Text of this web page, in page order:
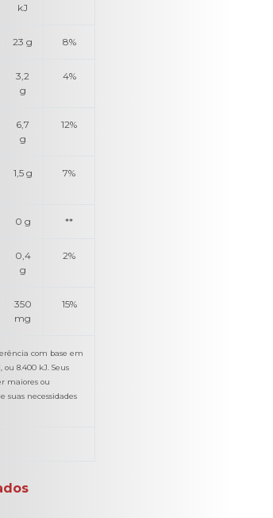
kJ
23 g 8%
3,2
g
4%
6,7
g
12%
1,5 g 7%
0 g **
0,4
g
2%
350
mg
15%
com base em
8.400 kJ. Seus
maiores ou
suas necessidades